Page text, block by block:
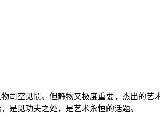
司空见惯。但静物又极度重要，杰出的
是见功夫之处，是艺术永恒的话题。